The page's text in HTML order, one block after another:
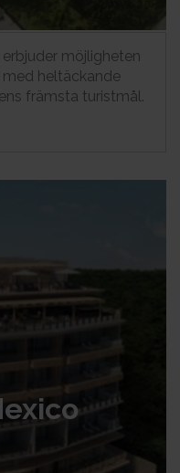
möjligheten
heltäckande
främsta turistmål.